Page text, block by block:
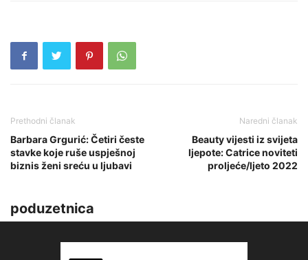
Prethodni članak
Barbara Grgurić: Četiri česte
stavke koje ruše uspješnoj
biznis ženi sreću u ljubavi
Naredni članak
Beauty vijesti iz svijeta
ljepote: Catrice noviteti
proljeće/ljeto 2022
poduzetnica